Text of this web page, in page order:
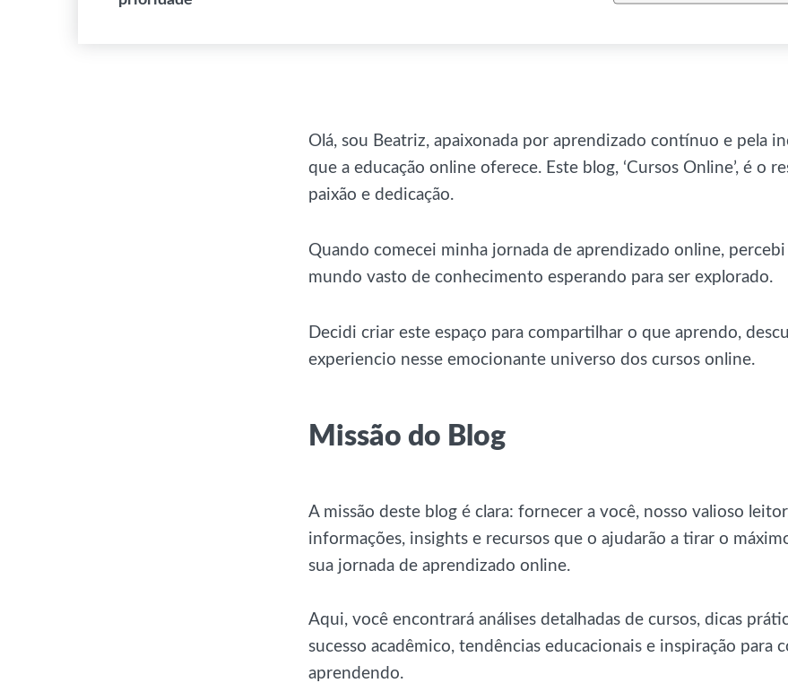
Olá, sou Beatriz, apaixonada por aprendizado contínuo e pela
que a educação online oferece. Este blog, ‘Cursos Online’, é o
paixão e dedicação.
Quando comecei minha jornada de aprendizado online,
mundo vasto de conhecimento esperando para ser explorado.
Decidi criar este espaço para compartilhar o que aprendo,
experiencio nesse emocionante universo dos cursos online.
Missão do Blog
A missão deste blog é clara: fornecer a você, nosso valioso
informações, insights e recursos que o ajudarão a tirar o
sua jornada de aprendizado online.
Aqui, você encontrará análises detalhadas de cursos, dicas
sucesso acadêmico, tendências educacionais e inspiração para
aprendendo.